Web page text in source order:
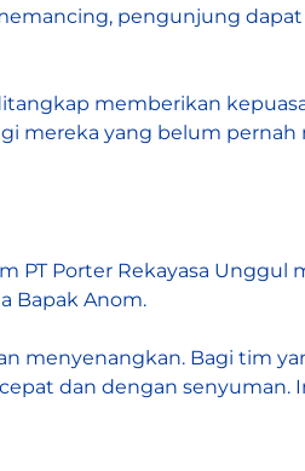
pengunjung dapat
memberikan
mereka yang belum
PT Porter Rekayasa Unggul
Bapak Anom.
menyenangkan. Bagi tim
dan dengan senyuman.